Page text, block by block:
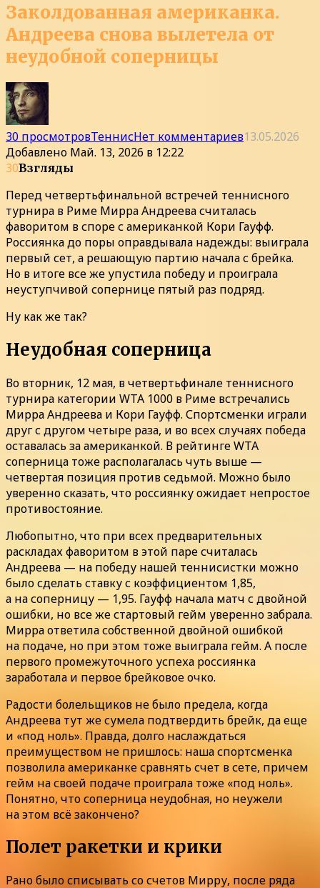
Заколдованная американка.
Андреева снова вылетела от
неудобной соперницы
30 просмотровТеннисНет комментариев13.05.2026
Добавлено Май. 13, 2026 в 12:22
30Взгляды
Перед четвертьфинальной встречей теннисного
турнира в Риме Мирра Андреева считалась
фаворитом в споре с американкой Кори Гауфф.
Россиянка до поры оправдывала надежды: выиграла
первый сет, а решающую партию начала с брейка.
Но в итоге все же упустила победу и проиграла
неуступчивой сопернице пятый раз подряд.
Ну как же так?
Неудобная соперница
Во вторник, 12 мая, в четвертьфинале теннисного
турнира категории WTA 1000 в Риме встречались
Мирра Андреева и Кори Гауфф. Спортсменки играли
друг с другом четыре раза, и во всех случаях победа
оставалась за американкой. В рейтинге WTA
соперница тоже располагалась чуть выше —
четвертая позиция против седьмой. Можно было
уверенно сказать, что россиянку ожидает непростое
противостояние.
Любопытно, что при всех предварительных
раскладах фаворитом в этой паре считалась
Андреева — на победу нашей теннисистки можно
было сделать ставку с коэффициентом 1,85,
а на соперницу — 1,95. Гауфф начала матч с двойной
ошибки, но все же стартовый гейм уверенно забрала.
Мирра ответила собственной двойной ошибкой
на подаче, но при этом тоже выиграла гейм. А после
первого промежуточного успеха россиянка
заработала и первое брейковое очко.
Радости болельщиков не было предела, когда
Андреева тут же сумела подтвердить брейк, да еще
и «под ноль». Правда, долго наслаждаться
преимуществом не пришлось: наша спортсменка
позволила американке сравнять счет в сете, причем
гейм на своей подаче проиграла тоже «под ноль».
Понятно, что соперница неудобная, но неужели
на этом всё закончено?
Полет ракетки и крики
Рано было списывать со счетов Мирру, после ряда